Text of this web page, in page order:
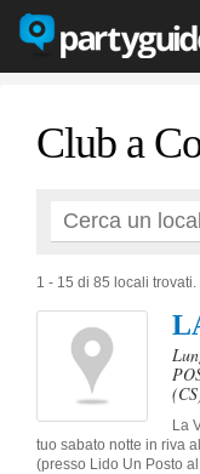
Club a
1 - 15 di 85 locali trovati.
La
tuo sabato notte in riva
(presso Lido Un Posto